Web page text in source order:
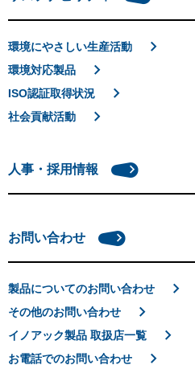
環境にやさしい生産活動
環境対応製品
ISO認証取得状況
社会貢献活動
人事・採用情報
お問い合わせ
製品についてのお問い合わせ
その他のお問い合わせ
イノアック製品 取扱店一覧
お電話でのお問い合わせ